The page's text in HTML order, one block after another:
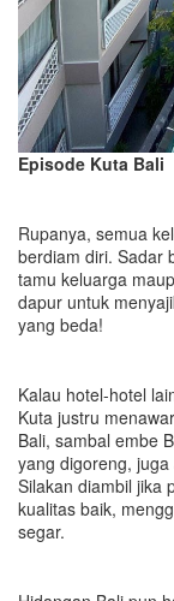
Episode Kuta Bali
Rupanya, semua
berdiam diri. Sadar
tamu keluarga
dapur untuk
yang beda!
Kalau hotel-hotel
Kuta justru
Bali, sambal embe
yang digoreng,
Silakan diambil jika
kualitas baik,
segar.